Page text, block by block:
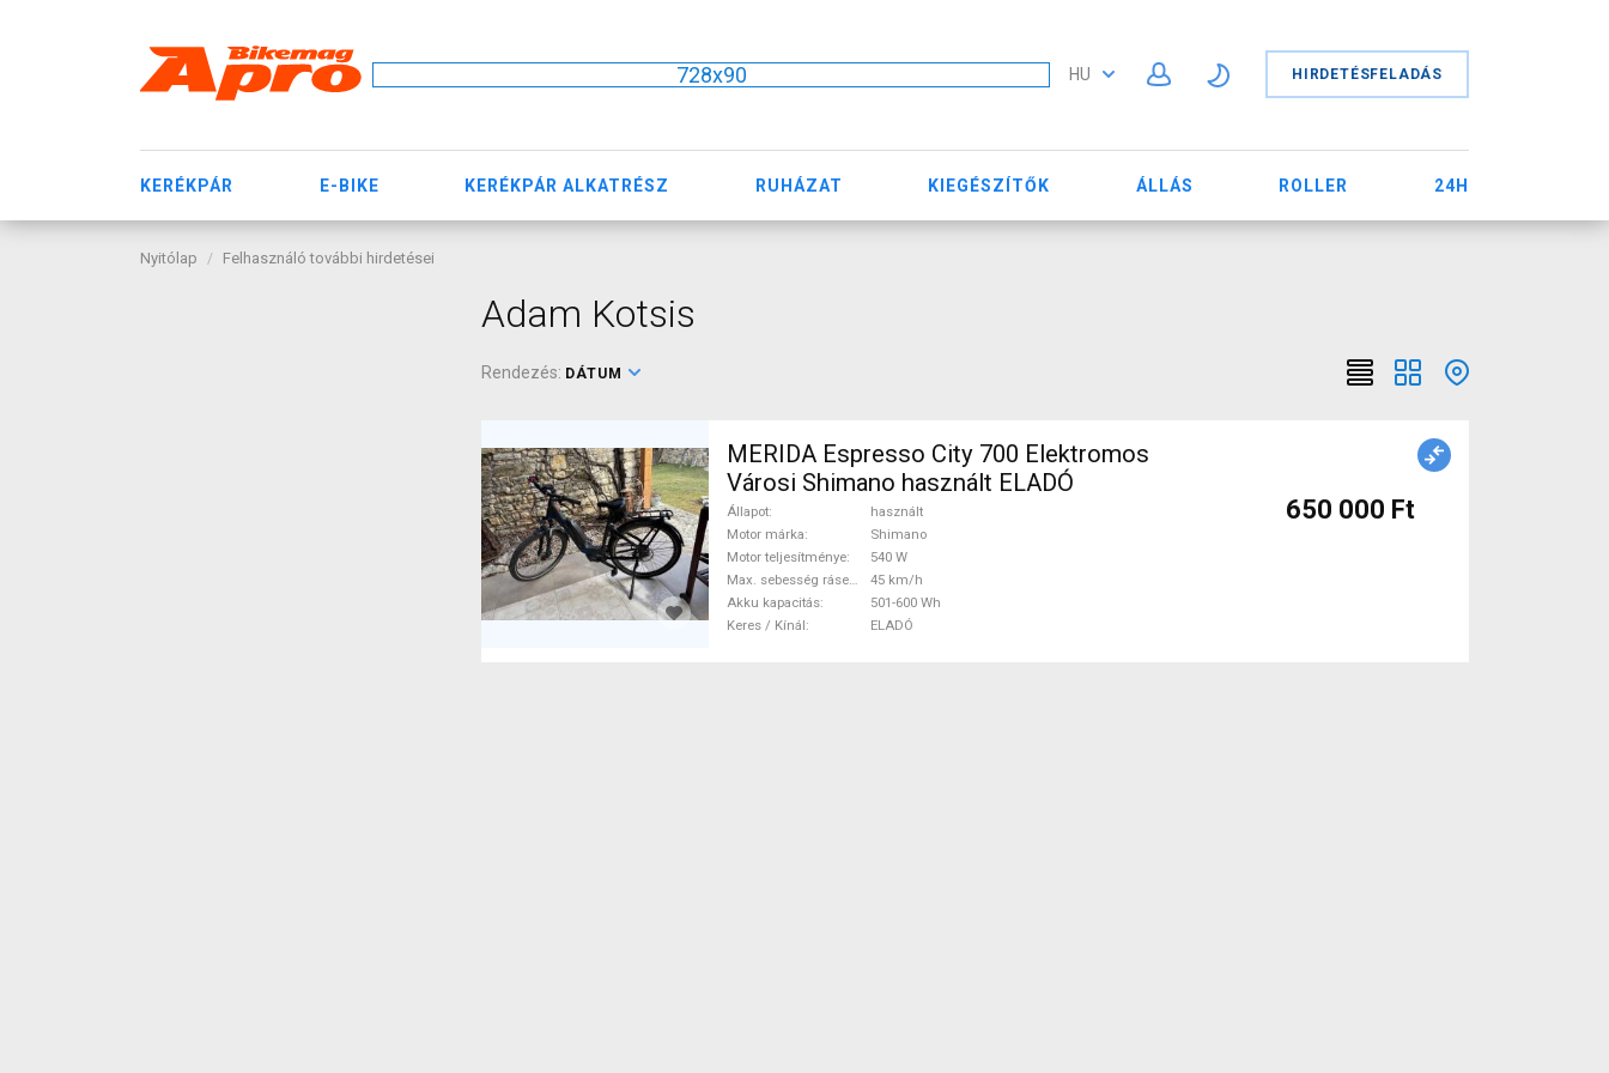
728x90 HU HIRDETÉSFELADÁS
KERÉKPÁR E-BIKE KERÉKPÁR ALKATRÉSZ RUHÁZAT KIEGÉSZÍTŐK ÁLLÁS ROLLER 24H
Nyitólap Felhasználó további hirdetései
Adam Kotsis
Rendezés: DÁTUM
MERIDA Espresso City 700 Elektromos
Városi Shimano használt ELADÓ
Állapot
használt
Motor márka
Shimano
Motor teljesítménye
540 W
Max. sebesség rásegítéssel
45 km/h
Akku kapacitás
501-600 Wh
Keres / Kínál
ELADÓ
650 000 Ft